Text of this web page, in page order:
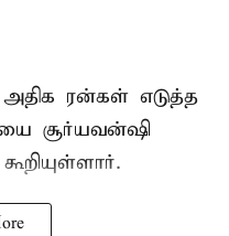
அதிக ரன்கள் எடுத்த
சூர்யவன்ஷி